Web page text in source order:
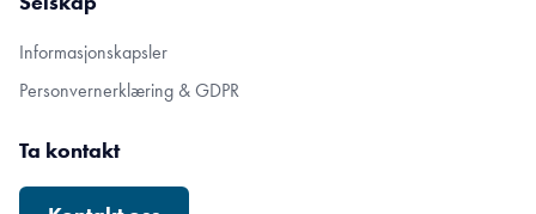
Informasjonskapsler
Personvernerklæring & GDPR
Ta kontakt